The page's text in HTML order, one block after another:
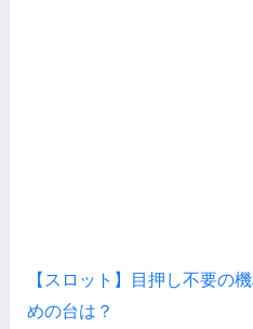
【スロット】目押し不要の
めの台は？